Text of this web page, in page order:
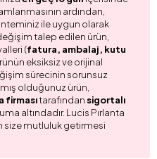
ardından,
ile uygun olarak
talep edilen ürün,
(fatura, ambalaj, kutu
eksiksiz ve orijinal
sürecinin sorunsuz
olduğunuz ürün,
firmasıtarafından sigortalı
altındadır. Lucis Pırlanta
size mutluluk getirmesi